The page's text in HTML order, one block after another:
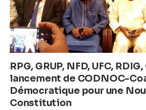
RPG, GRUP, NFD, UFC,
lancement de CODNOC-
Démocratique pour une
Constitution